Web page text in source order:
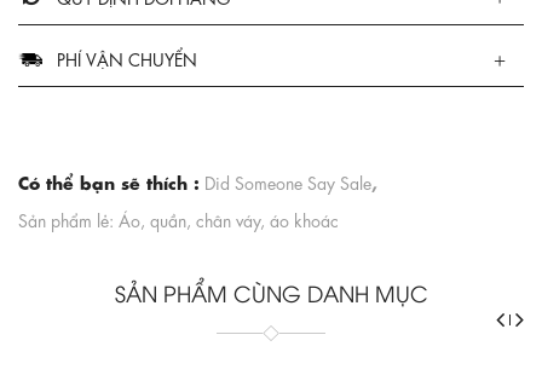
PHÍ VẬN CHUYỂN
Có thể bạn sẽ thích : Did Someone Say Sale,
Sản phẩm lẻ: Áo, quần, chân váy, áo khoác
SẢN PHẨM CÙNG DANH MỤC